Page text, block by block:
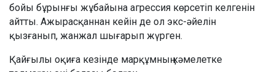
бойы бұрынғы жұбайына агрессия көрсетіп келгенін
айтты. Ажырасқаннан кейін де ол экс-әйелін
қызғанып, жанжал шығарып жүрген.
Қайғылы оқиға кезінде марқұмның кәмелетке